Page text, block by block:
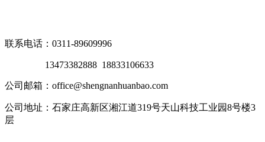
联系电话：0311-89609996
13473382888 18833106633
公司邮箱：office@shengnanhuanbao.com
公司地址：石家庄高新区湘江道319号天山科技工业园8号楼3
层